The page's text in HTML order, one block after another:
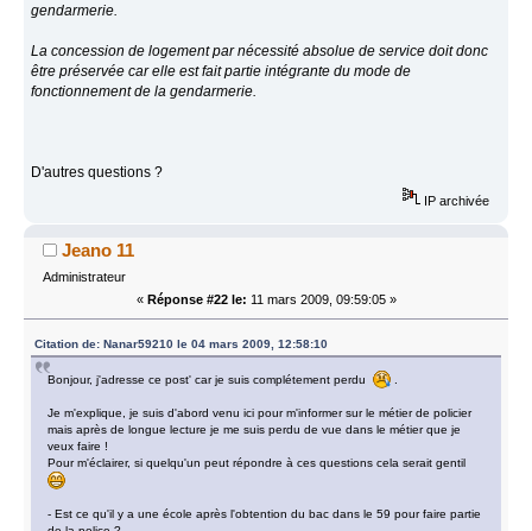
gendarmerie.
La concession de logement par nécessité absolue de service doit donc
être préservée car elle est fait partie intégrante du mode de
fonctionnement de la gendarmerie.
D'autres questions ?
IP archivée
Jeano 11
Administrateur
« Réponse #22 le: 11 mars 2009, 09:59:05 »
Citation de: Nanar59210 le 04 mars 2009, 12:58:10
Bonjour, j'adresse ce post' car je suis complétement perdu
Je m'explique, je suis d'abord venu ici pour m'informer sur le métier de policier
mais après de longue lecture je me suis perdu de vue dans le métier que je
veux faire !
Pour m'éclairer, si quelqu'un peut répondre à ces questions cela serait gentil
- Est ce qu'il y a une école après l'obtention du bac dans le 59 pour faire partie